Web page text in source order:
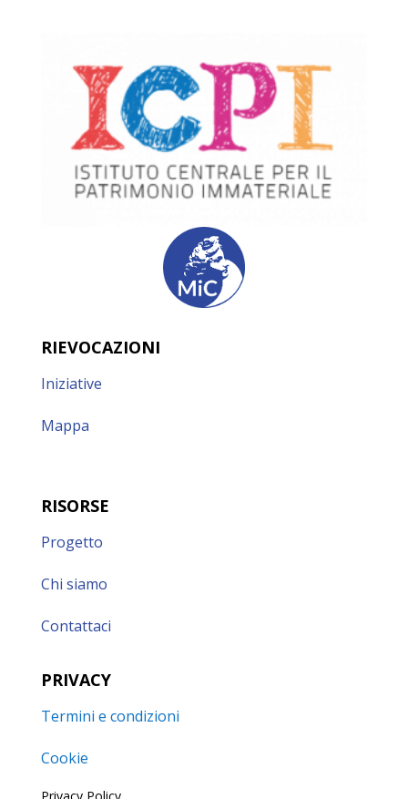
RIEVOCAZIONI
Iniziative
Mappa
RISORSE
Progetto
Chi siamo
Contattaci
PRIVACY
Termini e condizioni
Cookie